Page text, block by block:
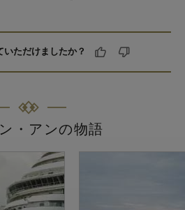
いただけましたか？
・アンの物語